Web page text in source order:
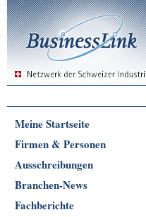
Meine Startseite
Firmen & Personen
Ausschreibungen
Branchen-News
Fachberichte